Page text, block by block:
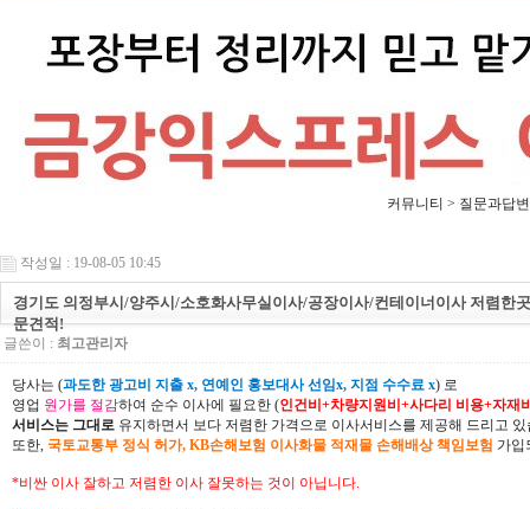
커뮤니티 > 질문과답변
작성일 : 19-08-05 10:45
경기도 의정부시/양주시/소호화사무실이사/공장이사/컨테이너이사 저렴한
문견적!
글쓴이 : 최고관리자
당사는 (과도한 광고비 지출 x, 연예인 홍보대사 선임x, 지점 수수료 x) 로
영업 원가를 절감하여 순수 이사에 필요한 (인건비+차량지원비+사다리 비용+자재
서비스는 그대로 유지하면서 보다 저렴한 가격으로 이사서비스를 제공해 드리고 있
또한, 국토교통부 정식 허가, KB손해보험 이사화물 적재물 손해배상 책임보험 가입
*비싼 이사 잘하고 저렴한 이사 잘못하는 것이 아닙니다.